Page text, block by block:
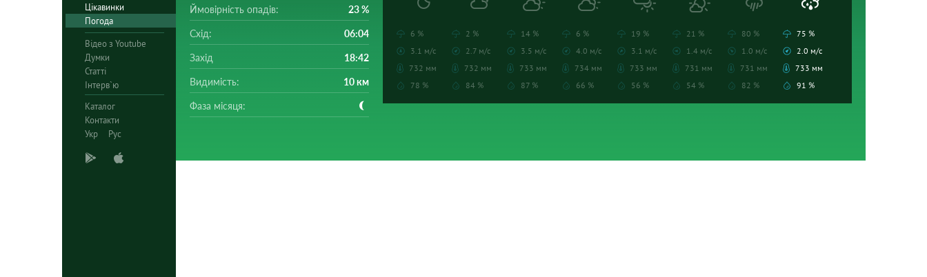
Цікавинки
Погода
Відео з Youtube
Думки
Статті
Інтерв`ю
Каталог
Контакти
Укр
Рус
Ймовірність опадів: 23 %
Схід: 06:04
Захід 18:42
Видимість: 10 км
Фаза місяця:
6 %
3.1 м/с
732 мм
78 %
2 %
2.7 м/с
732 мм
84 %
14 %
3.5 м/с
733 мм
87 %
6 %
4.0 м/с
734 мм
66 %
19 %
3.1 м/с
733 мм
56 %
21 %
1.4 м/с
731 мм
54 %
80 %
1.0 м/с
731 мм
82 %
75 %
2.0 м/с
733 мм
91 %